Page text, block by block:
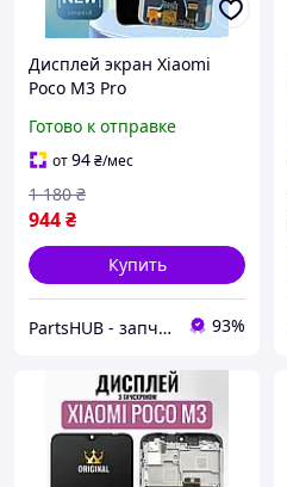
Дисплей экран Xiaomi
Poco M3 Pro
сенсор в сборе, Модуль
Ксиоми Поко М3 Про
Готово к отправке
от94₴/мес
944₴
1 180 ₴
Купить
PartsHUB - запчастини на Телефони (Дисплей / Акумулятор / Шлейф-Плати) 93%